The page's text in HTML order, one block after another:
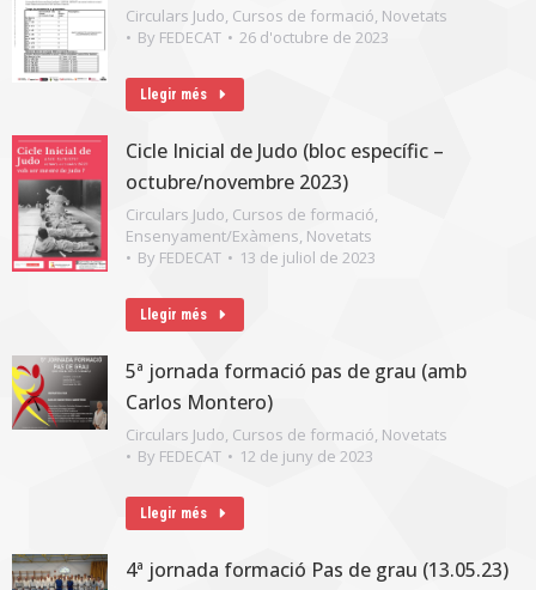
Circulars Judo, Cursos de formació, Novetats
By FEDECAT 26 d'octubre de 2023
Llegir més
Cicle Inicial de Judo (bloc específic –
octubre/novembre 2023)
Circulars Judo, Cursos de formació,
Ensenyament/Exàmens, Novetats
By FEDECAT 13 de juliol de 2023
Llegir més
5ª jornada formació pas de grau (amb
Carlos Montero)
Circulars Judo, Cursos de formació, Novetats
By FEDECAT 12 de juny de 2023
Llegir més
4ª jornada formació Pas de grau (13.05.23)